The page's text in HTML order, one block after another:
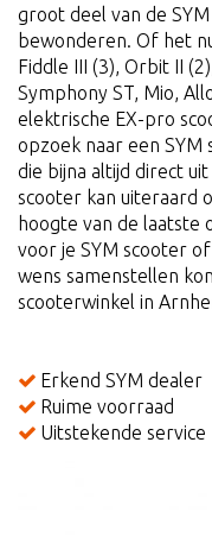
groot deel van de
bewonderen. Of het
Fiddle III (3), Orbit II
Symphony ST, Mio,
elektrische EX-pro
opzoek naar een
die bijna altijd direct
scooter kan uiteraard
hoogte van de laatste
voor je SYM scooter
wens samenstellen
scooterwinkel in
Erkend SYM dealer
Ruime voorraad
Uitstekende service